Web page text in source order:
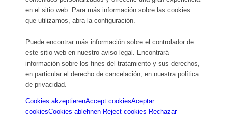
en el sitio web. Para más información sobre las cookies
que utilizamos, abra la configuración.
Puede encontrar más información sobre el controlador de
este sitio web en nuestro aviso legal. Encontrará
información sobre los fines del tratamiento y sus derechos,
en particular el derecho de cancelación, en nuestra política
de privacidad.
Cookies akzeptierenAccept cookiesAceptar
cookiesCookies ablehnen Reject cookies Rechazar